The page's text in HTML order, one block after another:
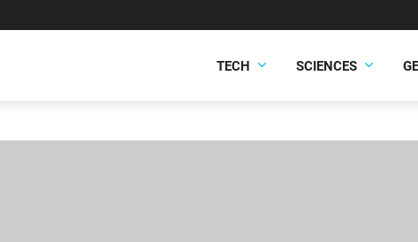
TECH SCIENCES